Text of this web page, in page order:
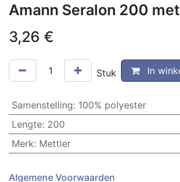
Amann Seralon 200
3,26 €
Stuk In
Samenstelling: 100% polyester
Lengte: 200
Merk: Mettler
Algemene Voorwaarden